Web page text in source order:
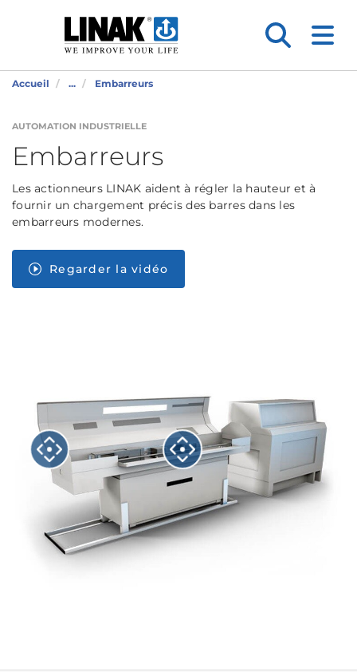
Accueil ... Embarreurs
AUTOMATION INDUSTRIELLE
Embarreurs
Les actionneurs LINAK aident à régler la hauteur et à
fournir un chargement précis des barres dans les
embarreurs modernes.
Regarder la vidéo